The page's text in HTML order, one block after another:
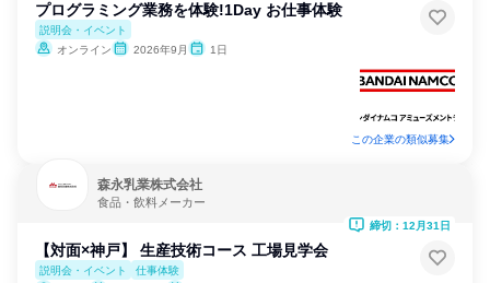
プログラミング業務を体験!1Day お仕事体験
説明会・イベント
オンライン
2026年9月 1日
この企業の類似募集
森永乳業株式会社
食品・飲料メーカー
【対面×神戸】 生産技術コース 工場見学会
説明会・イベント
仕事体験
締切：12月31日